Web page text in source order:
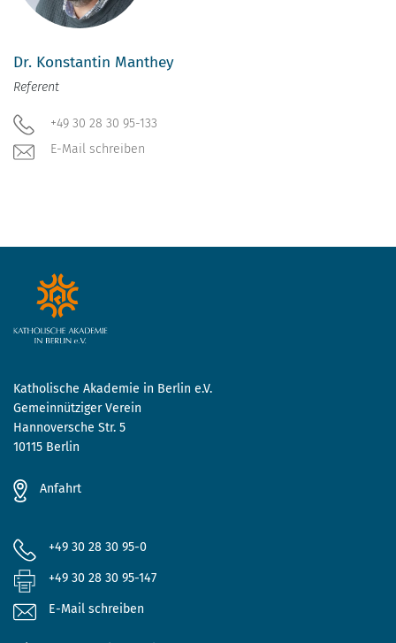
Dr. Konstantin Manthey
Referent
+49 30 28 30 95-133
E-Mail schreiben
Katholische Akademie in Berlin e.V.
Gemeinnütziger Verein
Hannoversche Str. 5
10115 Berlin
Anfahrt
+49 30 28 30 95-0
+49 30 28 30 95-147
E-Mail schreiben